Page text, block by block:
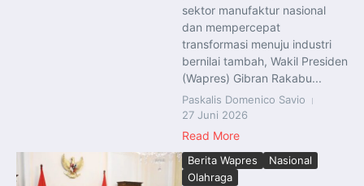
sektor manufaktur nasional
dan mempercepat
transformasi menuju industri
bernilai tambah, Wakil Presiden
(Wapres) Gibran Rakabu...
Paskalis Domenico Savio
27 Juni 2026
Read More
Berita Wapres
Nasional
Olahraga